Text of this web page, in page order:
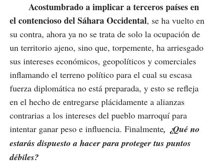
Acostumbrado a implicar a terceros países en
el contencioso del Sáhara Occidental, se ha vuelto en
su contra, ahora ya no se trata de solo la ocupación de
un territorio ajeno, sino que, torpemente, ha arriesgado
sus intereses económicos, geopolíticos y comerciales
inflamando el terreno político para el cual su escasa
fuerza diplomática no está preparada, y esto se refleja
en el hecho de entregarse plácidamente a alianzas
contrarias a los intereses del pueblo marroquí para
intentar ganar peso e influencia. Finalmente, ¿Qué no
estarás dispuesto a hacer para proteger tus puntos
débiles?